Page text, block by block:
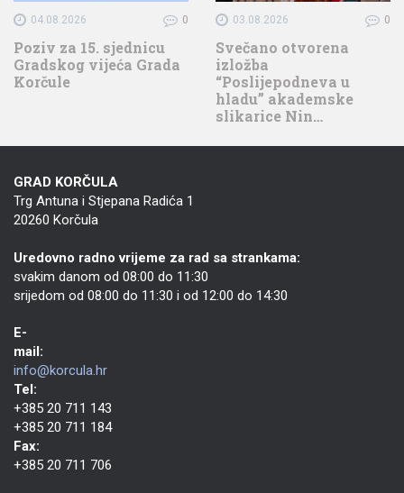
04.08.2026 0
Poziv za 15. sjednicu
Gradskog vijeća Grada
Korčule
03.08.2026 0
Svečano otvorena
izložba
“Poslijepodneva u
hladu” akademske
slikarice Nin…
GRAD KORČULA
Trg Antuna i Stjepana Radića 1
20260 Korčula
Uredovno radno vrijeme za rad sa strankama:
svakim danom od 08:00 do 11:30
srijedom od 08:00 do 11:30 i od 12:00 do 14:30
E-
mail:
info@korcula.hr
Tel:
+385 20 711 143
+385 20 711 184
Fax:
+385 20 711 706